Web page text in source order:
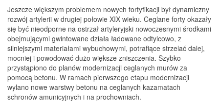
Jeszcze większym problemem nowych fortyfikacji był dynamiczny
rozwój artylerii w drugiej połowie XIX wieku. Ceglane forty okazały
się być nieodporne na ostrzał artyleryjski nowoczesnymi środkami
obejmującymi gwintowane działa ładowane odtylcowo, z
silniejszymi materiałami wybuchowymi, potrafiące strzelać dalej,
mocniej i powodować dużo większe zniszczenia. Szybko
przystąpiono do planów modernizacji ceglanych murów za
pomocą betonu. W ramach pierwszego etapu modernizacji
wylano nowe warstwy betonu na ceglanych kazamatach
schronów amunicyjnych i na prochowniach.